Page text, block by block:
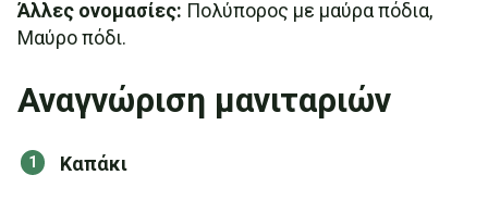
Άλλες ονομασίες: Πολύπορος με μαύρα πόδια,
Μαύρο πόδι.
Αναγνώριση μανιταριών
Καπάκι